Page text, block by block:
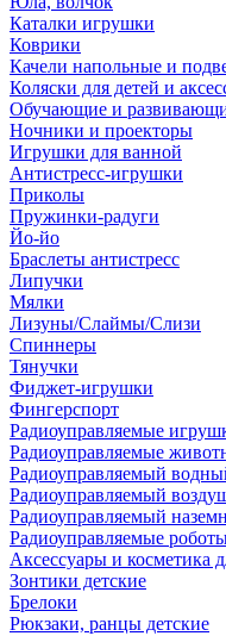
Каталки игрушки
Коврики
Качели напольные и
Коляски для детей и
Обучающие и
Ночники и проекторы
Игрушки для ванной
Антистресс-игрушки
Приколы
Пружинки-радуги
Йо-йо
Браслеты антистресс
Липучки
Мялки
Лизуны/Слаймы/Слизи
Спиннеры
Тянучки
Фиджет-игрушки
Фингерспорт
Радиоуправляемые
Радиоуправляемые
Радиоуправляемый
Радиоуправляемый
Радиоуправляемый
Радиоуправляемые
Аксессуары и косметика
Зонтики детские
Брелоки
Рюкзаки, ранцы детские